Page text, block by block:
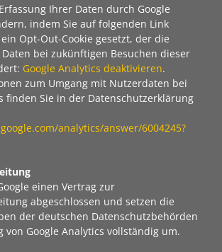
Ihrer Daten durch Google
indem Sie auf folgenden Link
Opt-Out-Cookie gesetzt, der die
bei zukünftigen Besuchen dieser
Google Analytics deaktivieren.
zum Umgang mit Nutzerdaten bei
finden Sie in der Datenschutzerklärung
analytics/answer/6004245?
einen Vertrag zur
abgeschlossen und setzen die
der deutschen Datenschutzbehörden
von Google Analytics vollständig um.